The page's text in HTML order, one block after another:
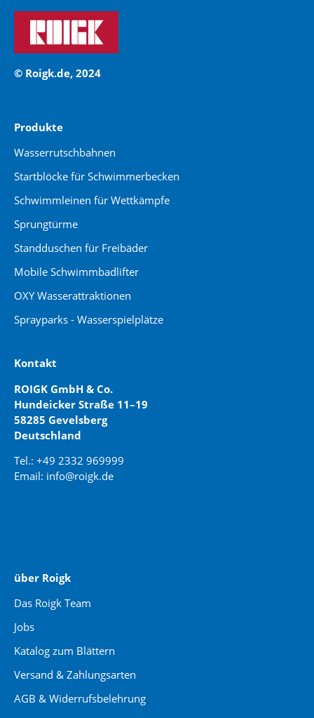
© Roigk.de, 2024
Produkte
Wasserrutschbahnen
Startblöcke für Schwimmerbecken
Schwimmleinen für Wettkämpfe
Sprungtürme
Standduschen für Freibäder
Mobile Schwimmbadlifter
OXY Wasserattraktionen
Sprayparks - Wasserspielplätze
Kontakt
ROIGK GmbH & Co.
Hundeicker Straße 11–19
58285 Gevelsberg
Deutschland
Tel.: +49 2332 969999
Email: info@roigk.de
über Roigk
Das Roigk Team
Jobs
Katalog zum Blättern
Versand & Zahlungsarten
AGB & Widerrufsbelehrung